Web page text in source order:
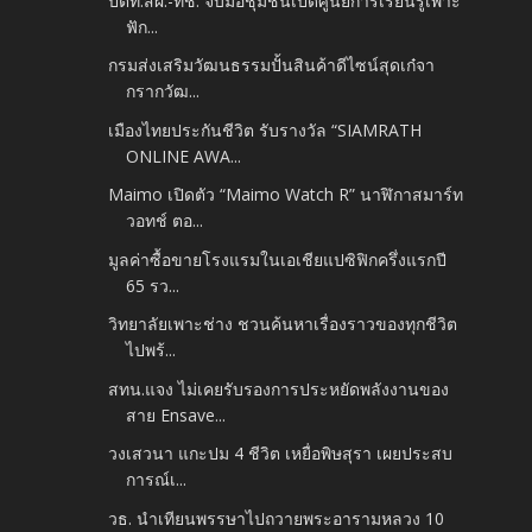
ฟัก...
กรมส่งเสริมวัฒนธรรมปั้นสินค้าดีไซน์สุดเก๋จา
กรากวัฒ...
เมืองไทยประกันชีวิต รับรางวัล “SIAMRATH
ONLINE AWA...
Maimo เปิดตัว “Maimo Watch R” นาฬิกาสมาร์ท
วอทช์ ตอ...
มูลค่าซื้อขายโรงแรมในเอเชียแปซิฟิกครึ่งแรกปี
65 รว...
วิทยาลัยเพาะช่าง ชวนค้นหาเรื่องราวของทุกชีวิต
ไปพร้...
สทน.แจง ไม่เคยรับรองการประหยัดพลังงานของ
สาย Ensave...
วงเสวนา แกะปม 4 ชีวิต เหยื่อพิษสุรา เผยประสบ
การณ์เ...
วธ. นำเทียนพรรษาไปถวายพระอารามหลวง 10